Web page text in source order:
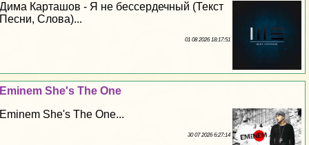
Дима Карташов - Я не бессердечный (Текст
Песни, Слова)...
01 08 2026 18:17:51
Eminem She's The One
Eminem She's The One...
30 07 2026 6:27:14